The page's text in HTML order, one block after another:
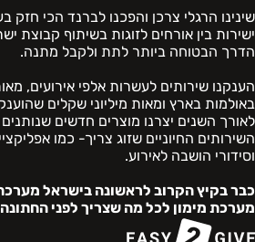
שינינו הרגלי צרכן והפכנו לברנד הכי חזק
ישירות בין אורחים לזוגות בשיתוף קבוצת
הדרך הבטוחה ביותר לתת ולקבל מתנה.
הענקנו שירותים לעשרות אלפי אירועים,
באולמות בארץ ומאות מיליוני שקלים
לאורך השנים יצרנו מוצרים חדשים
השירותים החיוניים שזוג צריך- כמו
וסידורי הושבה לאירוע.
כבר בקיץ הקרוב לראשונה בישראל
מערכת מימון לכל מה שצריך לפני